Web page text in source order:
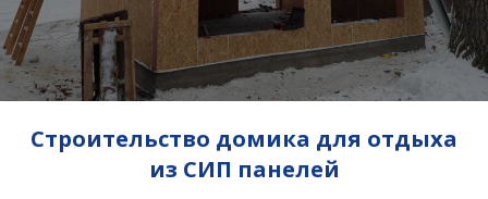
Строительство домика для отдыха
из СИП панелей